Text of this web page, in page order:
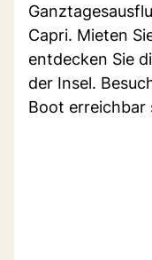
Capri. Mieten
entdecken Sie
der Insel.
Boot erreichbar